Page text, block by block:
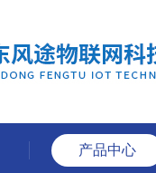
产品中心